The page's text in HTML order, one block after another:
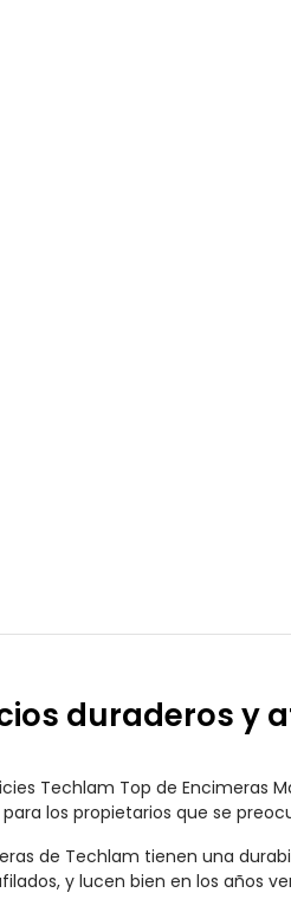
duraderos y
Techlam Top de Encimeras
los propietarios que se
de Techlam tienen una
y lucen bien en los años